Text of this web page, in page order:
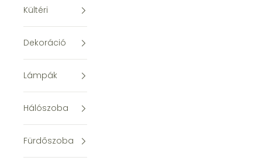
Kültéri
Dekoráció
Lámpák
Hálószoba
Fürdőszoba